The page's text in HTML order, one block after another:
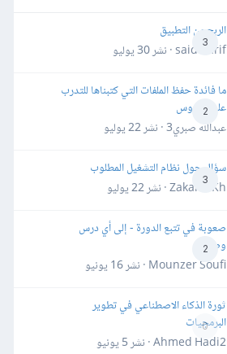
3
الربح من التطبيق
said darif · نشر
30 يوليو
2
ما فائدة حفظ الملفات التي كتبناها للتدرب
على الدروس
عبدالله صبري3 · نشر
22 يوليو
3
سؤال حول نظام التشغيل المطلوب
Zakaria Kh · نشر
22 يوليو
2
صعوبة في تتبع الدورة - إلى أي درس
وصلت؟
Mounzer Soufi · نشر
16 يونيو
0
ثورة الذكاء الاصطناعي في تطوير
البرمجيات
Ahmed Hadi2 · نشر
5 يونيو